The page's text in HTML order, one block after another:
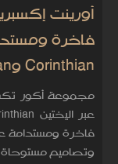
أورينت
فاخرة
Corinthian وOlympian
مجموعة أكور
فاخرة ومستدامة
وتصاميم